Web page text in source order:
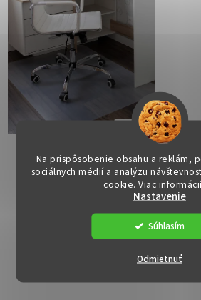
Na prispôsobenie obsahu a reklám,
sociálnych médií a analýzu
cookie. Viac
Nastavenie
Odmietnuť
Súhlasím
stoličku - ELLIE2, 120x90
cm, 0,5 mm(>15 ks)
€10